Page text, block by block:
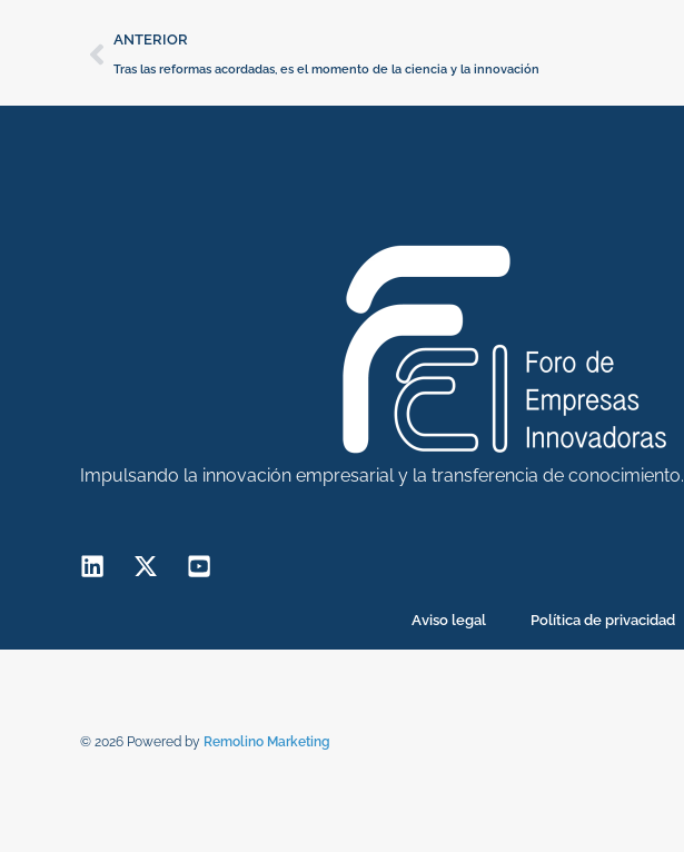
Ant
ANTERIOR
Tras las reformas acordadas, es el momento de la ciencia y la innovación
Impulsando la innovación empresarial y la transferencia de conocimiento.
Aviso legal Política de privacidad
© 2026 Powered by Remolino Marketing